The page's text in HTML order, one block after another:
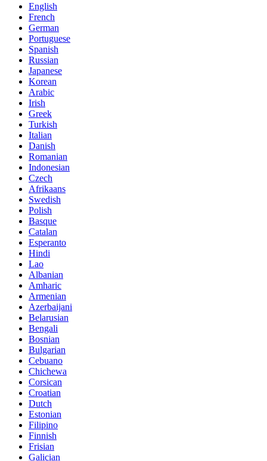
English
French
German
Portuguese
Spanish
Russian
Japanese
Korean
Arabic
Irish
Greek
Turkish
Italian
Danish
Romanian
Indonesian
Czech
Afrikaans
Swedish
Polish
Basque
Catalan
Esperanto
Hindi
Lao
Albanian
Amharic
Armenian
Azerbaijani
Belarusian
Bengali
Bosnian
Bulgarian
Cebuano
Chichewa
Corsican
Croatian
Dutch
Estonian
Filipino
Finnish
Frisian
Galician